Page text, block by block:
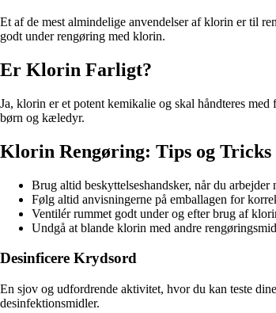
Et af de mest almindelige anvendelser af klorin er til
godt under rengøring med klorin.
Er Klorin Farligt?
Ja, klorin er et potent kemikalie og skal håndteres
børn og kæledyr.
Klorin Rengøring: Tips og Tricks
Brug altid beskyttelseshandsker, når du arbejder
Følg altid anvisningerne på emballagen for
Ventilér rummet godt under og efter brug af
Undgå at blande klorin med andre
Desinficere Krydsord
En sjov og udfordrende aktivitet, hvor du kan teste
desinfektionsmidler.